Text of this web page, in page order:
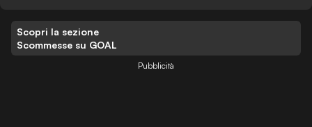
Scopri la sezione
Scommesse su GOAL
Pubblicità